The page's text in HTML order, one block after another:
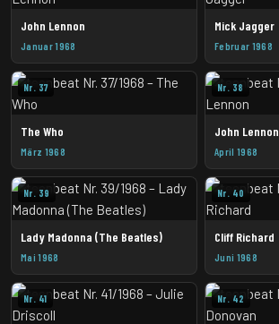
John Lennon
Januar 1968
Mick Jagger
Februar 1968
Nr. 37
The Who
März 1968
Nr. 38
John Lennon
April 1968
Nr. 39
Lady Madonna (The Beatles)
Mai 1968
Nr. 40
Cliff Richard
Juni 1968
Nr. 41 Nr. 42